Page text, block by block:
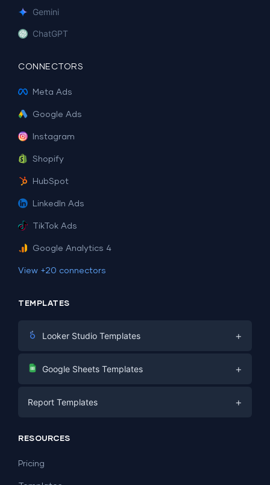
Gemini
ChatGPT
CONNECTORS
Meta Ads
Google Ads
Instagram
Shopify
HubSpot
LinkedIn Ads
TikTok Ads
Google Analytics 4
View +20 connectors
TEMPLATES
Looker Studio Templates +
Digital Marketing
PPC
SEO
Lead Generation
Facebook Ads
Google Sheets Templates +
Social Media
Report Templates +
Dashboard Examples
RESOURCES
Pricing